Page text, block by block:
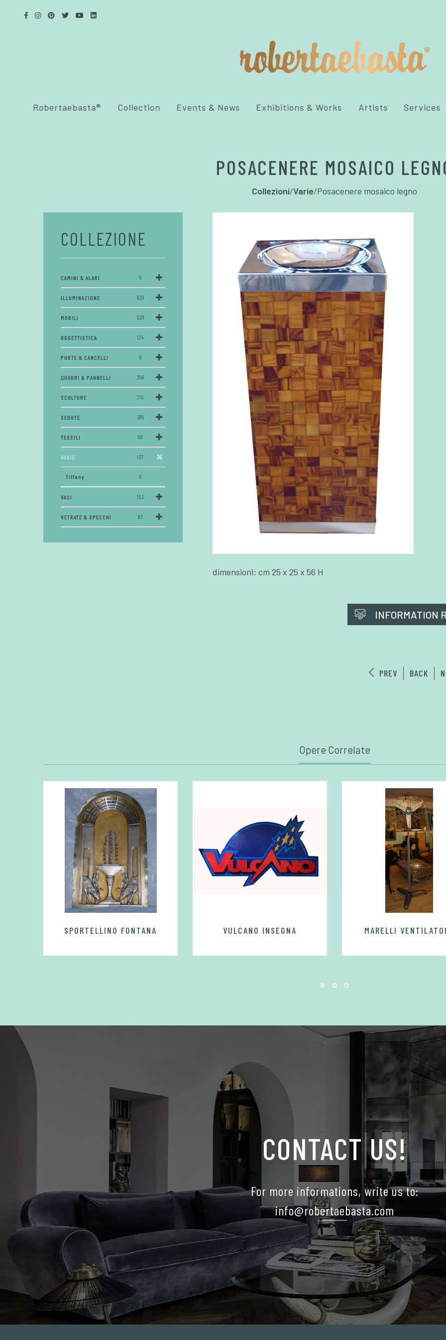
Robertaebasta® Collection Events & News Exhibitions & Works Artists Services
POSACENERE MOSAICO
Collezioni/Varie/Posacenere mosaico legno
dimensioni: cm 25 x 25 x 56 H
INFORMATION
PREV BACK
COLLEZIONE
CAMINI & ALARI 5
ILLUMINAZIONE 626
MOBILI 520
OGGETTISTICA 124
PORTE & CANCELLI 6
QUADRI & PANNELLI 256
SCULTURE 215
SEDUTE 385
TESSILI 69
VARIE 137
Tiffany 6
VASI 153
VETRATE & SPECCHI 83
Opere Correlate
SPORTELLINO FONTANA VULCANO INSEGNA MARELLI
CONTACT US!
For more informations, write us to:
info@robertaebasta.com